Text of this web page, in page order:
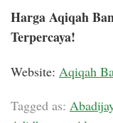
Harga Aqiqah
Terpercaya!
Website: Aqiqah
Tagged as: